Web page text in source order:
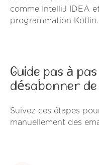
comme IntelliJ IDEA
programmation Kotlin.
Guide pas à
désabonner
Suivez ces étapes
manuellement des